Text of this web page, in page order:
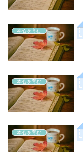
本心を育む
本心を育む
本心を育む